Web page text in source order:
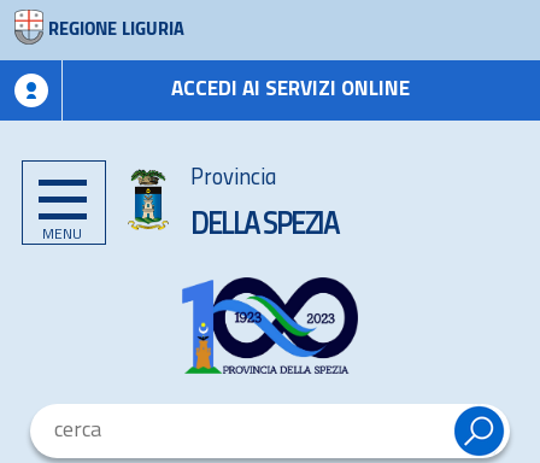
REGIONE LIGURIA
ACCEDI AI SERVIZI ONLINE
MENU
Provincia
DELLA SPEZIA